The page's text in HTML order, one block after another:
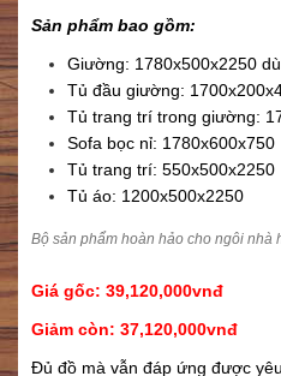
Sản phẩm bao gồm:
Giường: 1780x500x2250
Tủ đầu giường:
Tủ trang trí trong giường:
Sofa bọc nỉ: 1780x600x750
Tủ trang trí: 550x500x2250
Tủ áo: 1200x500x2250
Bộ sản phẩm hoàn hảo cho ngôi nhà
Giá gốc: 39,120,000vnđ
Giảm còn: 37,120,000vnđ
Đủ đồ mà vẫn đáp ứng được